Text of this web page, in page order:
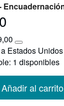
Más
información
sobre
tarifas
envío
Estados
1 disponibles
Añadir al carrito